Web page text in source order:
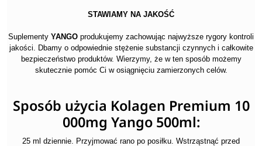
STAWIAMY NA JAKOŚĆ
Suplementy YANGO produkujemy zachowując najwyższe rygory kontroli
jakości. Dbamy o odpowiednie stężenie substancji czynnych i całkowite
bezpieczeństwo produktów. Wierzymy, że w ten sposób możemy
skutecznie pomóc Ci w osiągnięciu zamierzonych celów.
Sposób użycia Kolagen Premium 10
000mg Yango 500ml:
25 ml dziennie.
Przyjmować rano po posiłku. Wstrząstnąć przed